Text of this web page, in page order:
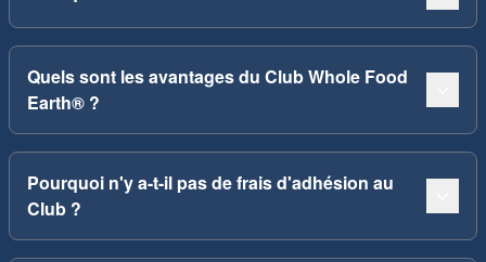
Quels sont les avantages du Club Whole Food
Earth® ?
Pourquoi n'y a-t-il pas de frais d'adhésion au
Club ?